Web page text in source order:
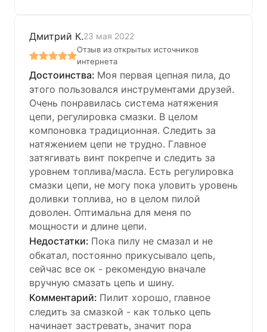
Дмитрий К.23 мая 2022
Отзыв из открытых источников
интернета
Моя первая цепная пила, до
этого пользовался инструментами друзей.
Очень понравилась система натяжения
цепи, регулировка смазки. В целом
компоновка традиционная. Следить за
натяжением цепи не трудно. Главное
затягивать винт покрепче и следить за
уровнем топлива/масла. Есть регулировка
смазки цепи, не могу пока уловить уровень
доливки топлива, но в целом пилой
доволен. Оптимальна для меня по
мощности и длине цепи.
Пока пилу не смазал и не
обкатал, постоянно прикусывало цепь,
сейчас все ок - рекомендую вначале
вручную смазать цепь и шину.
Пилит хорошо, главное
следить за смазкой - как только цепь
начинает застревать, значит пора